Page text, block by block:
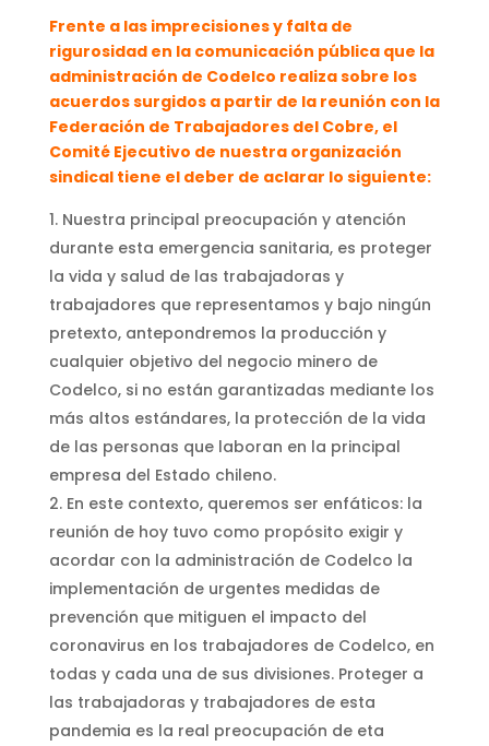
Frente a las imprecisiones y falta de
rigurosidad en la comunicación pública que la
administración de Codelco realiza sobre los
acuerdos surgidos a partir de la reunión con la
Federación de Trabajadores del Cobre, el
Comité Ejecutivo de nuestra organización
sindical tiene el deber de aclarar lo siguiente:
Nuestra principal preocupación y atención
durante esta emergencia sanitaria, es proteger
la vida y salud de las trabajadoras y
trabajadores que representamos y bajo ningún
pretexto, antepondremos la producción y
cualquier objetivo del negocio minero de
Codelco, si no están garantizadas mediante los
más altos estándares, la protección de la vida
de las personas que laboran en la principal
empresa del Estado chileno.
En este contexto, queremos ser enfáticos: la
reunión de hoy tuvo como propósito exigir y
acordar con la administración de Codelco la
implementación de urgentes medidas de
prevención que mitiguen el impacto del
coronavirus en los trabajadores de Codelco, en
todas y cada una de sus divisiones. Proteger a
las trabajadoras y trabajadores de esta
pandemia es la real preocupación de eta